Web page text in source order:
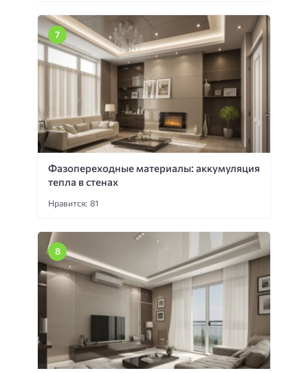
Фазопереходные материалы: аккумуляция
тепла в стенах
Нравится: 81